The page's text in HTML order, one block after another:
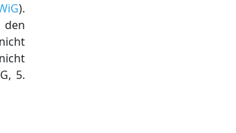
).
den
5.